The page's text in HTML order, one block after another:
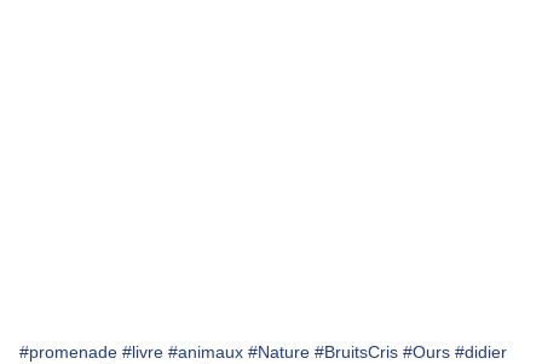
#promenade #livre #animaux #Nature #BruitsCris #Ours #didier